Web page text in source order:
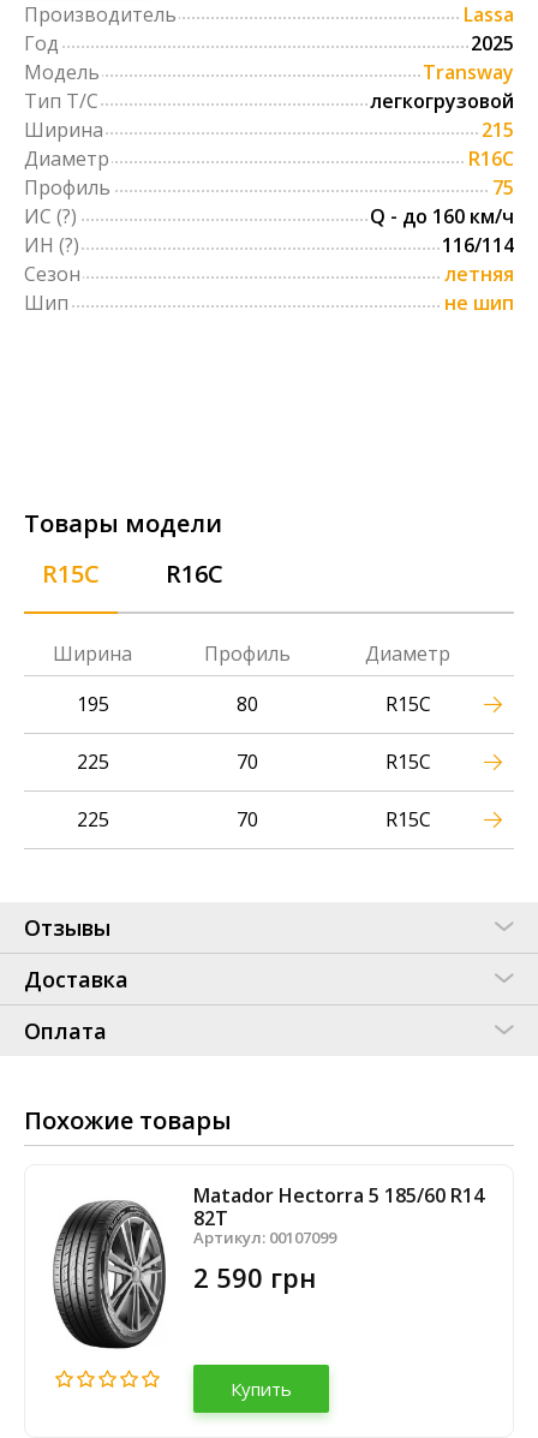
Производитель
Lassa
Год
2025
Модель
Transway
Тип Т/С
легкогрузовой
Ширина
215
Диаметр
R16C
Профиль
75
ИС (?)
Q - до 160 км/ч
ИН (?)
116/114
Сезон
летняя
Шип
не шип
Товары модели
R15C
R16C
Ширина Профиль
Диаметр
195
80 R15C
225 70 R15C
225 70 R15C
Отзывы
Доставка
Оплата
Похожие товары
Matador Hectorra 5 185/60 R14
82T
Артикул: 00107099
2 590 грн
Купить